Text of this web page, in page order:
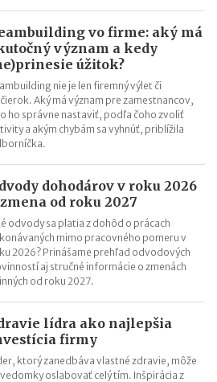
spotrebiteľa účinná od roku 2026
od 1. 4. 2025
vo firme: aký má
význam a kedy
úžitok?
nie je len firemný výlet či
Aký má význam pre zamestnancov,
ho správne nastaviť, podľa čoho zvoliť
a akým chybám sa vyhnúť, priblížila
dohodárov v roku 2026
od roku 2027
odvody sa platia z dohôd o prácach
mimo pracovného pomeru v
2026? Prinášame prehľad odvodových
aj stručné informácie o zmenách
od roku 2027.
lídra ako najlepšia
firmy
ktorý zanedbáva vlastné zdravie, môže
oslabovať celý tím. Inšpirácia z